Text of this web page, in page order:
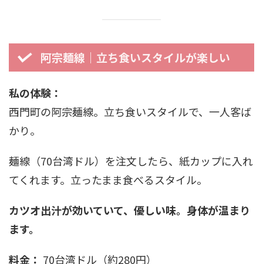
阿宗麺線｜立ち食いスタイルが楽しい
私の体験：
西門町の阿宗麺線。立ち食いスタイルで、一人客ば
かり。
麺線（70台湾ドル）を注文したら、紙カップに入れ
てくれます。立ったまま食べるスタイル。
カツオ出汁が効いていて、優しい味。身体が温まり
ます。
料金： 70台湾ドル（約280円）